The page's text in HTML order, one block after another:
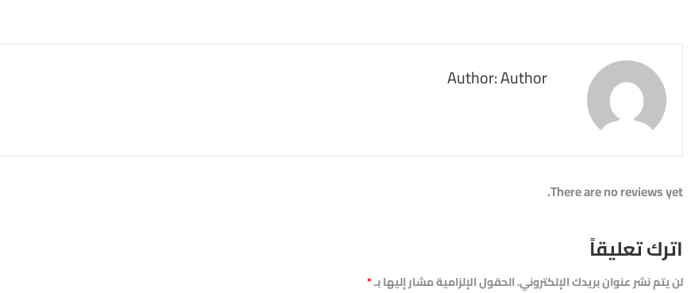
Author: Author
There are no reviews yet.
اترك تعليقاً
لن يتم نشر عنوان بريدك الإلكتروني.الحقول الإلزامية مشار إليها بـ*